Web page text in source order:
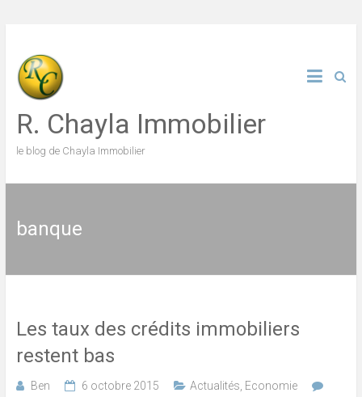
content
R. Chayla Immobilier
le blog de Chayla Immobilier
banque
Les taux des crédits immobiliers
restent bas
Ben 6 octobre 2015 Actualités Economie